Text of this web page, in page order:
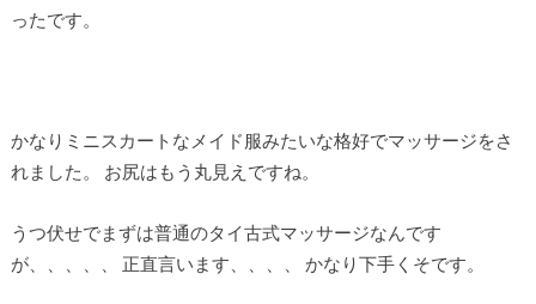
ったです。
かなりミニスカートなメイド服みたいな格好でマッサージをさ
れました。 お尻はもう丸見えですね。
うつ伏せでまずは普通のタイ古式マッサージなんです
が、、、、、 正直言います、、、、 かなり下手くそです。